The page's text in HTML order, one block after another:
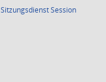
SitzungsdienstSession(Wird in